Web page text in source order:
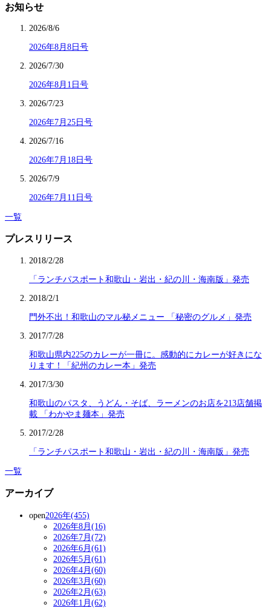
お知らせ
2026/8/6
2026年8月8日号
2026/7/30
2026年8月1日号
2026/7/23
2026年7月25日号
2026/7/16
2026年7月18日号
2026/7/9
2026年7月11日号
一覧
プレスリリース
2018/2/28
「ランチパスポート和歌山・岩出・紀の川・海南版」発売
2018/2/1
門外不出！和歌山のマル秘メニュー 「秘密のグルメ」発売
2017/7/28
和歌山県内225のカレーが一冊に。感動的にカレーが好きにな
ります！「紀州のカレー本」発売
2017/3/30
和歌山のパスタ、うどん・そば、ラーメンのお店を213店舗掲
載 「わかやま麺本」発売
2017/2/28
「ランチパスポート和歌山・岩出・紀の川・海南版」発売
一覧
アーカイブ
open2026年(455)
2026年8月(16)
2026年7月(72)
2026年6月(61)
2026年5月(61)
2026年4月(60)
2026年3月(60)
2026年2月(63)
2026年1月(62)